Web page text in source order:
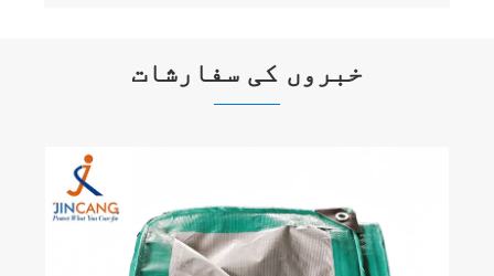
خبروں کی سفارشات
پیئ ٹارپالن لے جانے کے وقت احتیاطی
تدابیر